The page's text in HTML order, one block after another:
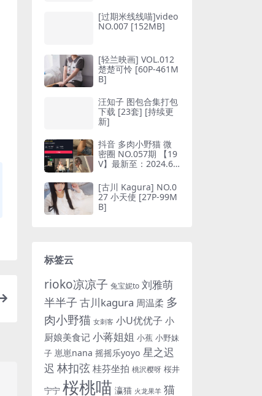
[过期米线线喵]video
NO.007 [152MB]
[轻兰映画] VOL.012
楚楚可怜 [60P-461M
B]
汪知子 图包合集打包
下载 [23套] [持续更
新]
抖音 多肉小野猫 微
密圈 NO.057期 【19
V】最新至：2024.6.
推特叫什么)
[古川 Kagura] NO.0
27 小天使 [27P-99M
B]
标签云
rioko凉凉子 兔宝妮to 刘雅萌
半半子 古川kagura 周温柔 多
肉小野猫 女刺客 小U优优子 小
厨娘美食记 小蒋姐姐 小蕉 小野妹
子 崽崽nana 摇摇乐yoyo 星之迟
迟 林扣弦 桂芬坐拍 桃沢樱呀 桜井
宁宁 桜桃喵 瀛猫 火龙果羊 猫